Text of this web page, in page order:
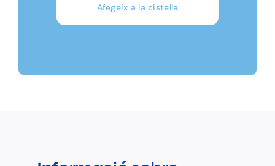
Patró/ona
de
Afegeix a la cistella